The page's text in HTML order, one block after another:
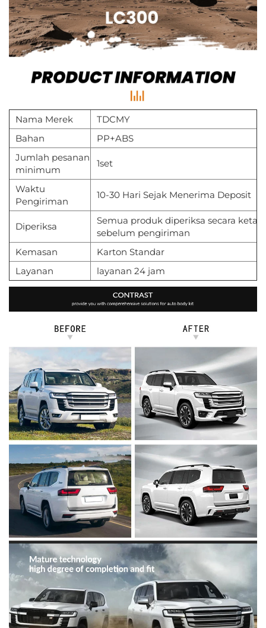
Nama Merek
TDCMY
Bahan
PP+ABS
Jumlah pesanan
minimum
1set
Waktu
Pengiriman
10-30 Hari Sejak Menerima Deposit
Diperiksa
Semua produk diperiksa secara ketat
sebelum pengiriman
Kemasan
Karton Standar
Layanan
layanan 24 jam